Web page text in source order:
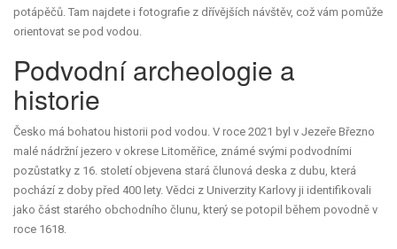
potápěčů. Tam najdete i fotografie z dřívějších návštěv, což vám pomůže
orientovat se pod vodou.
Podvodní archeologie a
historie
Česko má bohatou historii pod vodou. V roce 2021 byl v Jezeře Březno
malé nádržní jezero v okrese Litoměřice, známé svými podvodními
pozůstatky z 16. století objevena stará člunová deska z dubu, která
pochází z doby před 400 lety. Vědci z Univerzity Karlovy ji identifikovali
jako část starého obchodního člunu, který se potopil během povodně v
roce 1618.